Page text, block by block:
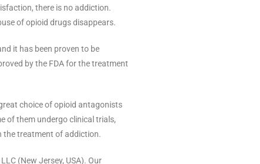
there is no addiction.
of opioid drugs disappears.
it has been proven to be
by the FDA for the treatment
choice of opioid antagonists
of them undergo clinical trials,
the treatment of addiction.
(New Jersey, USA). Our